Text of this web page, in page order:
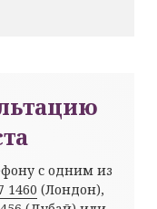
с одним из
1460 (Лондон),